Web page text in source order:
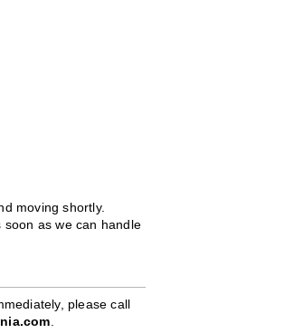
moving shortly.
as we can handle
please call
.